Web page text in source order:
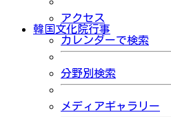
アクセス
韓国文化院行事
カレンダーで検索
分野別検索
メディアギャラリー